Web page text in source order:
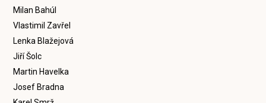
Milan Bahúl
Vlastimil Zavřel
Lenka Blažejová
Jiří Šolc
Martin Havelka
Josef Bradna